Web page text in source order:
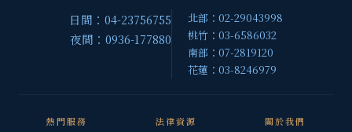
日間：04-23756755
夜間：0936-177880
北部：02-29043998
桃竹：03-6586032
南部：07-2819120
花蓮：03-8246979
熱門服務 法律資源 關於我們